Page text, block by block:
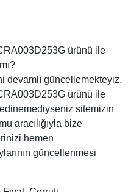
ürünü ile
devamlı güncellemekteyiz.
ürünü ile
sitemizin
aracılığıyla bize
hemen
güncellenmesi